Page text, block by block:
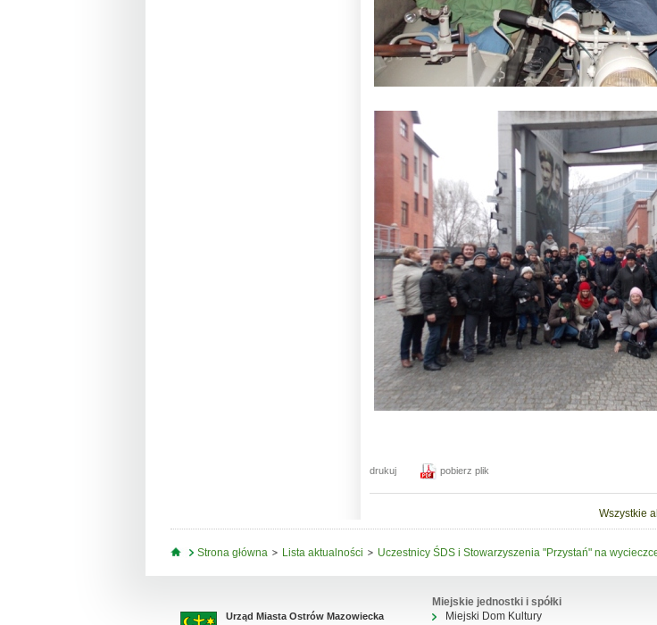
drukuj pobierz plik
Wszystkie
Jesteś tutaj
Strona główna Lista aktualności Uczestnicy ŚDS i Stowarzyszenia "Przystań" na
Urząd Miasta Ostrów Mazowiecka
Miejskie jednostki i spółki
Miejski Dom Kultury